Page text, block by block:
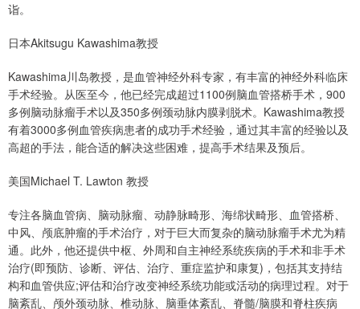
诣。
日本Akitsugu Kawashima教授
Kawashima川岛教授，是血管神经外科专家，有丰富的神经外科临床
手术经验。从医至今，他已经完成超过1100例脑血管搭桥手术，900
多例脑动脉瘤手术以及350多例颈动脉内膜剥脱术。Kawashima教授
有着3000多例血管疾病患者的成功手术经验，通过其丰富的经验以及
高超的手法，能合适的解决这些困难，提高手术结果及预后。
美国Michael T. Lawton 教授
专注各脑血管病、脑动脉瘤、动静脉畸形、海绵状畸形、血管搭桥、
中风、颅底肿瘤的手术治疗，对于巨大而复杂的脑动脉瘤手术尤为精
通。此外，他还提供中枢、外周和自主神经系统疾病的手术和非手术
治疗(即预防、诊断、评估、治疗、重症监护和康复)，包括其支持结
构和血管供应;评估和治疗改变神经系统功能或活动的病理过程。对于
脑紊乱、颅外颈动脉、椎动脉、脑垂体紊乱、脊髓/脑膜和脊柱疾病